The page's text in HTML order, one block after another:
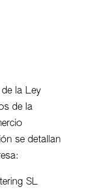
la Ley
de la
se detallan
SL